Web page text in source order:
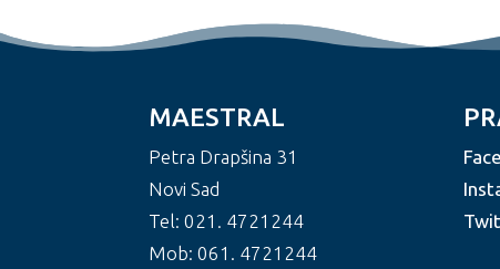
MAESTRAL
Petra Drapšina 31
Novi Sad
Tel: 021. 4721244
Mob: 061. 4721244